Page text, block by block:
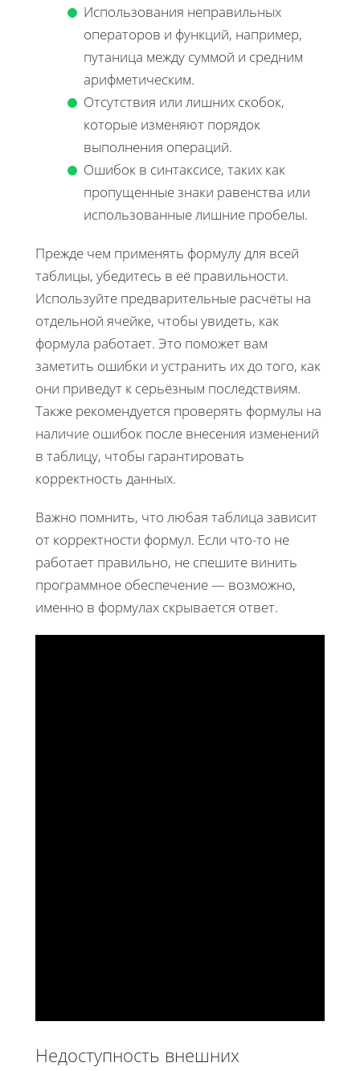
Использования неправильных
операторов и функций, например,
путаница между суммой и средним
арифметическим.
Отсутствия или лишних скобок,
которые изменяют порядок
выполнения операций.
Ошибок в синтаксисе, таких как
пропущенные знаки равенства или
использованные лишние пробелы.
Прежде чем применять формулу для всей
таблицы, убедитесь в её правильности.
Используйте предварительные расчёты на
отдельной ячейке, чтобы увидеть, как
формула работает. Это поможет вам
заметить ошибки и устранить их до того, как
они приведут к серьёзным последствиям.
Также рекомендуется проверять формулы на
наличие ошибок после внесения изменений
в таблицу, чтобы гарантировать
корректность данных.
Важно помнить, что любая таблица зависит
от корректности формул. Если что-то не
работает правильно, не спешите винить
программное обеспечение — возможно,
именно в формулах скрывается ответ.
Недоступность внешних